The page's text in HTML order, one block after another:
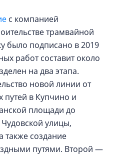
с компанией
трамвайной
было подписано в 2019
работ составит около
на два этапа.
новой линии от
в Купчино и
площади до
улицы,
также создание
путями. Второй —